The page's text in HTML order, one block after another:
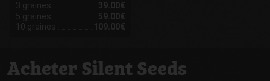
3 graines
39.00€
5 graines
59.00€
10 graines
109.00€
Acheter Silent Seeds